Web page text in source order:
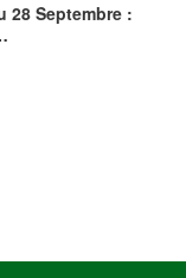
28 Septembre :